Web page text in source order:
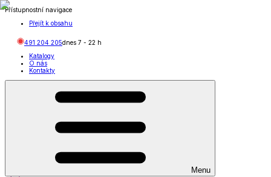
Přístupnostní navigace
Přejít k obsahu
491 204 205dnes 7 - 22 h
Katalogy
O nás
Kontakty
Menu